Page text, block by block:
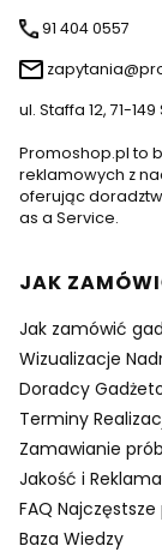
91 404 0557
ul. Staffa 12, 71-
Promoshop.pl to
reklamowych z
oferując
as a Service.
Linki w
JAK
Jak zamówić
Wizualizacje
Doradcy
Terminy
Zamawianie
Jakość i
FAQ
Baza Wiedzy